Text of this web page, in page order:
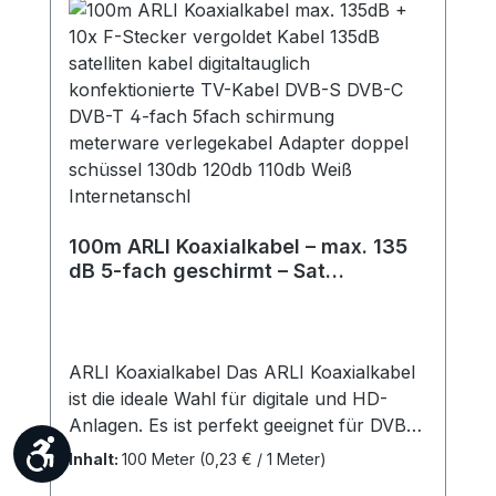
Befestigungsmaterial Technische Daten:
Spiegelgröße: 55 x 60 cm Reflektorform:
Oval Farbe: Grau / Anthrazit Material
Spiegel: Stahl Material Rückenteil &
Feedarm: Stahl Material LNB-Aufnahme:
Kunststoff Durchmesser Feedaufnahme:
Standard 40 mm Mastaufnahme: Ø 25 -
GHz Lieferumfang: 1x ARLI 60 cm Sat-
Antenne (Grau / Anthrazit)
100m ARLI Koaxialkabel – max. 135
dB 5-fach geschirmt – Sat
ARLI Koaxialkabel Das ARLI Koaxialkabel
ist die ideale Wahl für digitale und HD-
Anlagen. Es ist perfekt geeignet für DVB-
S, DVB-S2, DVB-T, DVB-T2, DVB-C, DVB-
Inhalt: 100 Meter (0,23 € / 1 Meter)
Werkzeugleiste anzeigen